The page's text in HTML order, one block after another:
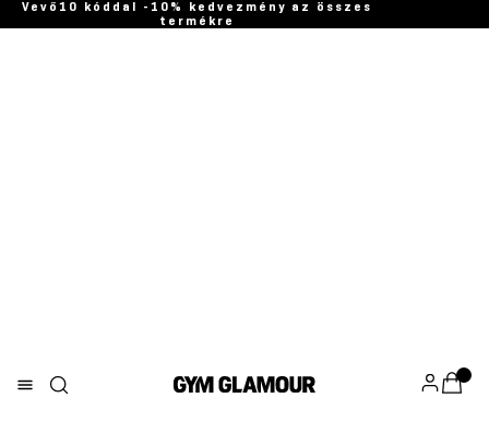
Vevő10 kóddal -10% kedvezmény az összes
termékre